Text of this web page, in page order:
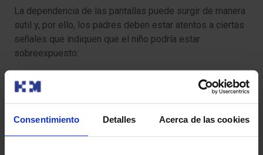
Consentimiento Detalles Acerca de las cookies
La dependencia de las pantallas puede surgir de manera
sutil y, por ello, los padres deben estar atentos a ciertas
señales que indiquen que el niño podría estar
sobreexpuesto:
Irritabilidad o cambios de humor
: Los niños que
pasan mucho tiempo frente a las pantallas pueden
el dispositivo.